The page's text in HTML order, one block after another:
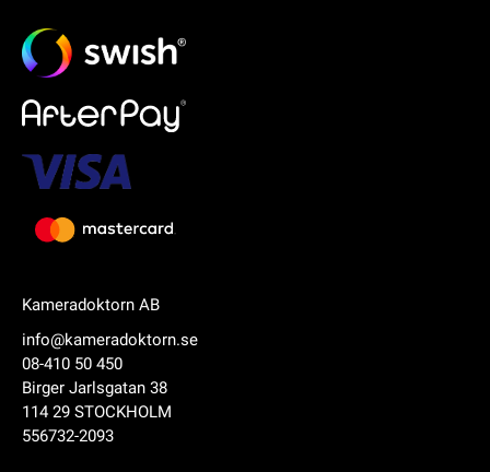
Kameradoktorn AB
info@kameradoktorn.se
08-410 50 450
Birger Jarlsgatan 38
114 29 STOCKHOLM
556732-2093